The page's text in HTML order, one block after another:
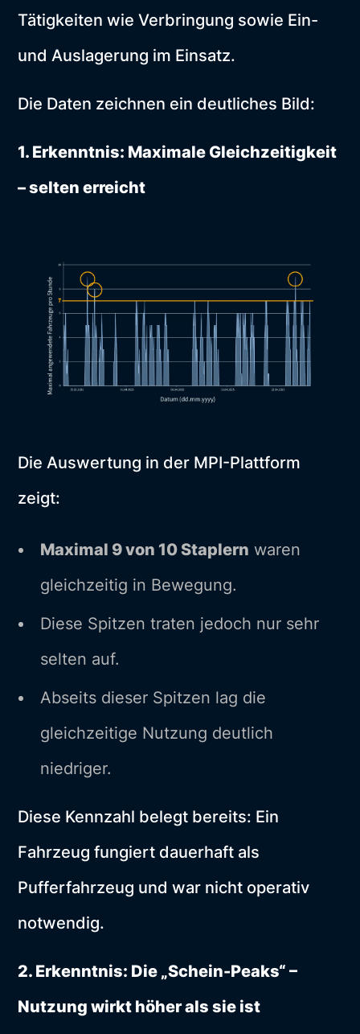
Tätigkeiten wie Verbringung sowie Ein-
und Auslagerung im Einsatz.
Die Daten zeichnen ein deutliches Bild:
1. Erkenntnis: Maximale Gleichzeitigkeit
– selten erreicht
Die Auswertung in der MPI-Plattform
zeigt:
Maximal 9 von 10 Staplern waren
gleichzeitig in Bewegung.
Diese Spitzen traten jedoch nur sehr
selten auf.
Abseits dieser Spitzen lag die
gleichzeitige Nutzung deutlich
niedriger.
Diese Kennzahl belegt bereits: Ein
Fahrzeug fungiert dauerhaft als
Pufferfahrzeug und war nicht operativ
notwendig.
2. Erkenntnis: Die „Schein-Peaks“ –
Nutzung wirkt höher als sie ist